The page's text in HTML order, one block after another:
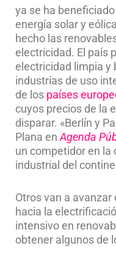
ya se ha
energía solar y
hecho las
electricidad. El país
electricidad limpia y
industrias de uso
de los países
cuyos precios de la
disparar. «Berlín y
Plana enAgenda
un competidor en la
industrial del
Otros van a
hacia la
intensivo en
obtener algunos de